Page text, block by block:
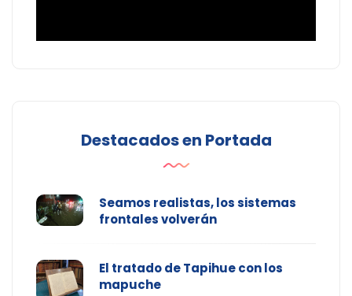
Destacados en Portada
Seamos realistas, los sistemas
frontales volverán
El tratado de Tapihue con los
mapuche